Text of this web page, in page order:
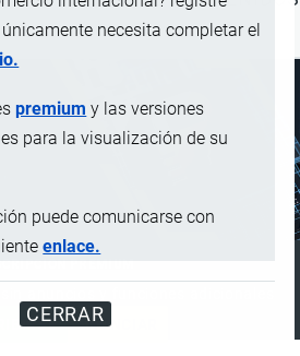
necesita completar el
premium y las versiones
para la visualización de su
puede comunicarse con
enlace.
CERRARANUNCIAR